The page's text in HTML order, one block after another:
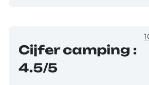
Cijfer camping :
4.5/5